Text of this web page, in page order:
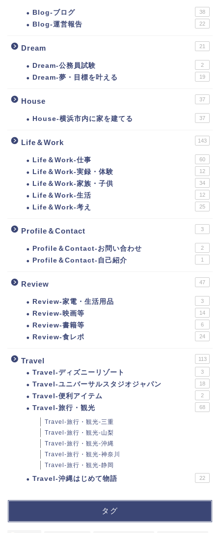
Blog-ブログ 38
Blog-運営報告 22
Dream 21
Dream-公務員試験 2
Dream-夢・目標を叶える 19
House 37
House-横浜市内に家を建てる 37
Life＆Work 143
Life＆Work-仕事 60
Life＆Work-実録・体験 12
Life＆Work-家族・子供 34
Life＆Work-生活 12
Life＆Work-考え 25
Profile＆Contact 3
Profile＆Contact-お問い合わせ 2
Profile＆Contact-自己紹介 1
Review 47
Review-家電・生活用品 3
Review-映画等 14
Review-書籍等 6
Review-食レポ 24
Travel 113
Travel-ディズニーリゾート 3
Travel-ユニバーサルスタジオジャパン 18
Travel-便利アイテム 2
Travel-旅行・観光 68
Travel-旅行・観光-三重
Travel-旅行・観光-山梨
Travel-旅行・観光-沖縄
Travel-旅行・観光-神奈川
Travel-旅行・観光-静岡
Travel-沖縄はじめて物語 22
タグ